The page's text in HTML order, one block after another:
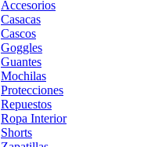
Accesorios
Casacas
Cascos
Goggles
Guantes
Mochilas
Protecciones
Repuestos
Ropa Interior
Shorts